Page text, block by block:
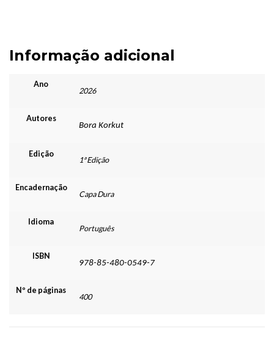
Informação adicional
Ano
2026
Autores
Bora Korkut
Edição
1ª Edição
Encadernação
Capa Dura
Idioma
Português
ISBN
978-85-480-0549-7
Nº de páginas
400